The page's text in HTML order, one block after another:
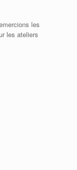
les
les ateliers